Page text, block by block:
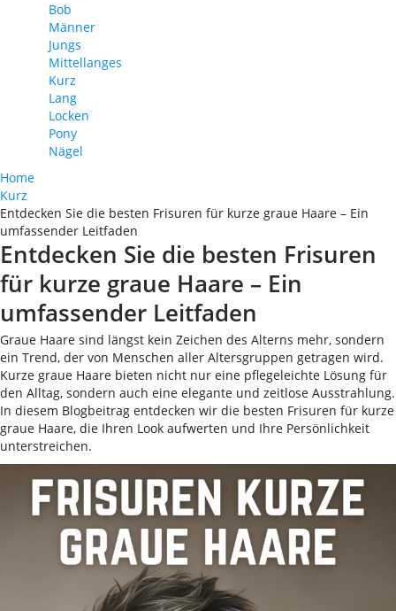
Bob
Männer
Jungs
Mittellanges
Kurz
Lang
Locken
Pony
Nägel
Home
Kurz
Entdecken Sie die besten Frisuren für kurze graue Haare – Ein
umfassender Leitfaden
Entdecken Sie die besten Frisuren
für kurze graue Haare – Ein
umfassender Leitfaden
Graue Haare sind längst kein Zeichen des Alterns mehr, sondern
ein Trend, der von Menschen aller Altersgruppen getragen wird.
Kurze graue Haare bieten nicht nur eine pflegeleichte Lösung für
den Alltag, sondern auch eine elegante und zeitlose Ausstrahlung.
In diesem Blogbeitrag entdecken wir die besten Frisuren für kurze
graue Haare, die Ihren Look aufwerten und Ihre Persönlichkeit
unterstreichen.